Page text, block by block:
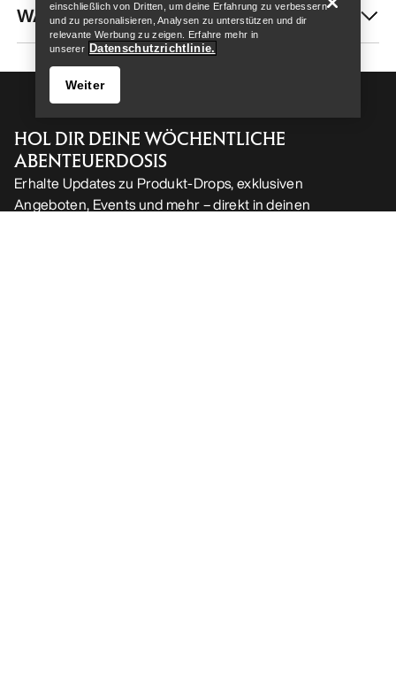
Help
WASCHEN & REPARATUR
HOL DIR DEINE WÖCHENTLICHE
ABENTEUERDOSIS
Erhalte Updates zu Produkt-Drops, exklusiven
Angeboten, Events und mehr – direkt in deinen
einschließlich von Dritten, um deine Erfahrung zu verbessern
und zu personalisieren, Analysen zu unterstützen und dir
relevante Werbung zu zeigen. Erfahre mehr in
unserer Datenschutzrichtlinie.
Weiter